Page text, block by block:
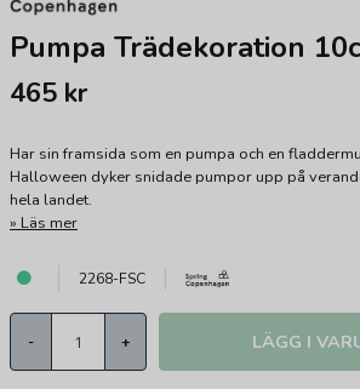
Pumpa Trädekoration
465 kr
Har sin framsida som en pumpa och en
Halloween dyker snidade pumpor upp på
hela landet.
Läs mer
2268-FSC
- + LÄGG I